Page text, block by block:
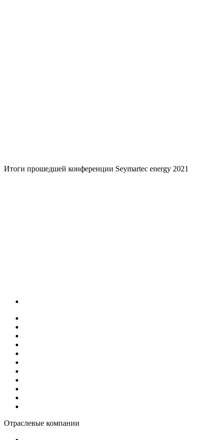
Итоги прошедшей конференции Seymartec energy 2021
Отраслевые компании